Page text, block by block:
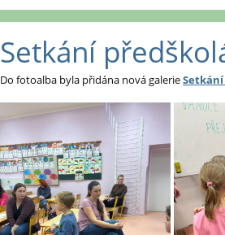
Setkání
Do fotoalba byla přidána nová galerie